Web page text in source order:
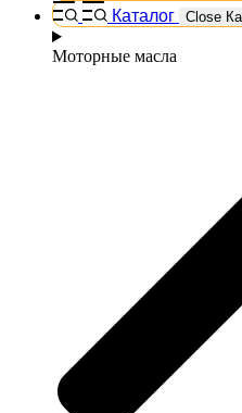
Каталог Close
Моторные масла